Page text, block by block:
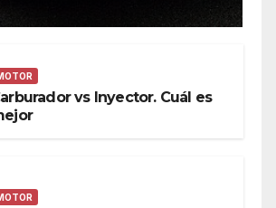
vs Inyector. Cuál es